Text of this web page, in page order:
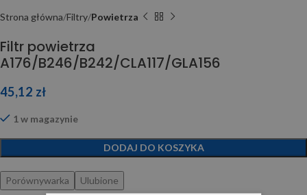
Strona główna Filtry Powietrza
Filtr powietrza
A176/B246/B242/CLA117/GLA156
45,12 zł
1 w magazynie
DODAJ DO KOSZYKA
Porównywarka Ulubione